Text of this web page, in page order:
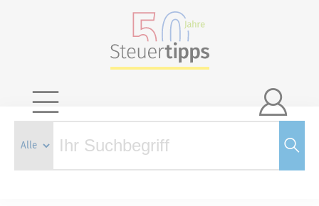
